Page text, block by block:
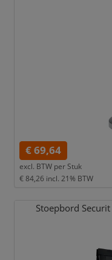
€ 69,64
excl. BTW per Stuk
€ 84,26 incl. 21% BTW
Stoepbord